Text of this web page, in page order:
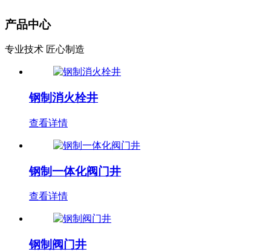
产品中心
专业技术 匠心制造
钢制消火栓井
查看详情
钢制一体化阀门井
查看详情
钢制阀门井